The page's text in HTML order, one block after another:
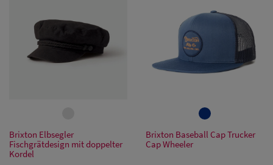
Herren Caps
Herren UV-
Schutz Caps
Brixton Elbsegler
Fischgrätdesign mit doppelter
Kordel
Brixton Baseball Cap Trucker
Cap Wheeler